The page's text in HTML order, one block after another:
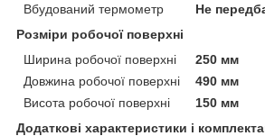
Вбудований термометр
Не
Розміри робочої поверхні
Ширина робочої поверхні
250 мм
Довжина робочої поверхні
490 мм
Висота робочої поверхні
150 мм
Додаткові характеристики і